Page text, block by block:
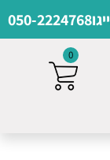
050-2224768
0